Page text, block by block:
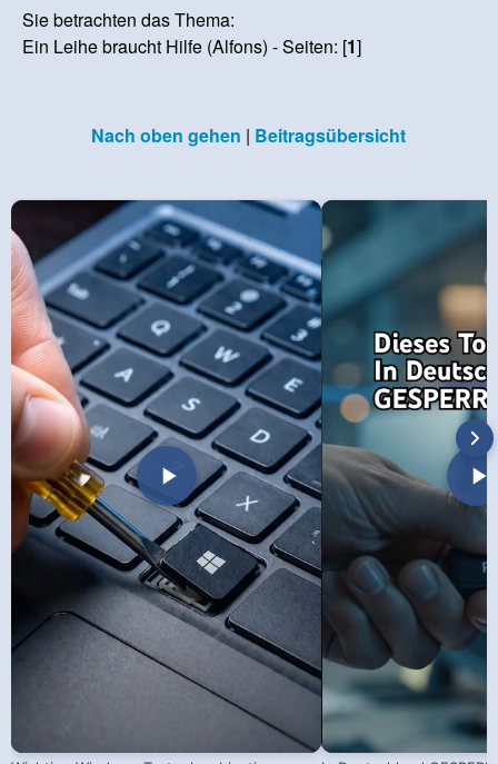
Sie betrachten das Thema:
Ein Leihe braucht Hilfe (Alfons) - Seiten: [1]
Nach oben gehen | Beitragsübersicht